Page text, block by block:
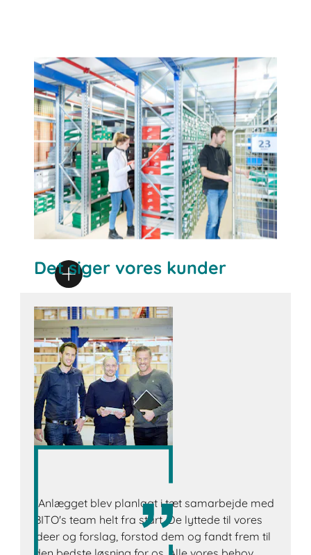
Det siger vores kunder
"Anlægget blev planlagt i tæt samarbejde med
BITO's team helt fra start. De lyttede til vores
ideer og forslag, forstod dem og fandt frem til